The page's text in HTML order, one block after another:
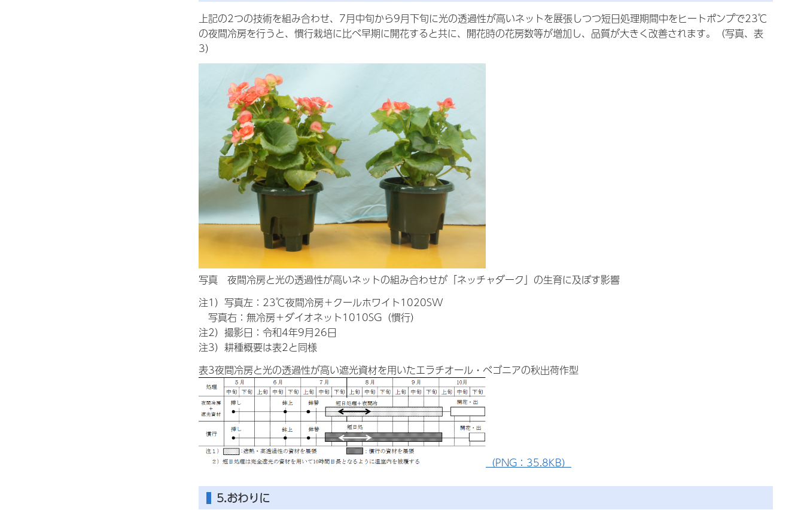
上記の2つの技術を組み合わせ、7月中旬から9月下旬に光の透過性が高いネットを展張しつつ短日処理期間中をヒートポンプで23℃
の夜間冷房を行うと、慣行栽培に比べ早期に開花すると共に、開花時の花房数等が増加し、品質が大きく改善されます。（写真、表
3）
写真 夜間冷房と光の透過性が高いネットの組み合わせが「ネッチャダーク」の生育に及ぼす影響
注1）写真左：23℃夜間冷房＋クールホワイト1020SW
写真右：無冷房＋ダイオネット1010SG（慣行）
注2）撮影日：令和4年9月26日
注3）耕種概要は表2と同様
表3夜間冷房と光の透過性が高い遮光資材を用いたエラチオール・ベゴニアの秋出荷作型
（PNG：35.8KB）
5.おわりに